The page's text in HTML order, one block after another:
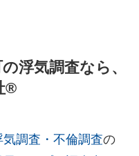
浮気調査なら、
®︎
気調査・不倫調査の